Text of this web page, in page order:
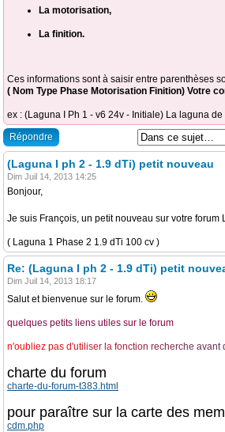
La motorisation,
La finition.
Ces informations sont à saisir entre parenthèses
( Nom Type Phase Motorisation Finition) Votre
ex : (Laguna I Ph 1 - v6 24v - Initiale) La laguna
Répondre
(Laguna I ph 2 - 1.9 dTi) petit nouveau
Dim Juil 14, 2013 14:25
Bonjour,
Je suis François, un petit nouveau sur votre forum
( Laguna 1 Phase 2 1.9 dTi 100 cv )
Re: (Laguna I ph 2 - 1.9 dTi) petit
Dim Juil 14, 2013 18:17
Salut et bienvenue sur le forum.
quelques petits liens utiles sur le forum
n'oub iez pas d'uti iser a fonction recherche avant
charte du forum
charte-du-forum-t383.html
pour paraître sur la carte des
cdm.php